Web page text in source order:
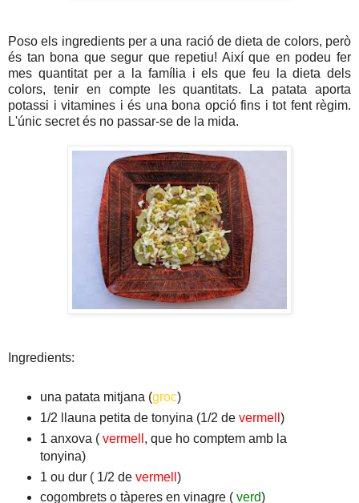
Poso els ingredients per a una ració de dieta de colors, però
és tan bona que segur que repetiu! Així que en podeu fer
mes quantitat per a la família i els que feu la dieta dels
colors, tenir en compte les quantitats. La patata aporta
potassi i vitamines i és una bona opció fins i tot fent règim.
L'únic secret és no passar-se de la mida.
Ingredients:
una patata mitjana (groc)
1/2 llauna petita de tonyina (1/2 de vermell )
1 anxova ( vermell , que ho comptem amb la
tonyina)
1 ou dur ( 1/2 de vermell )
cogombrets o tàperes en vinagre ( verd)